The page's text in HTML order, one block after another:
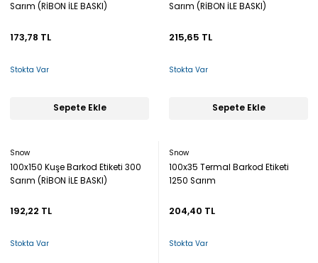
Sarım (RİBON İLE BASKI)
173,78 TL
Stokta Var
Sepete Ekle
Sarım (RİBON İLE BASKI)
215,65 TL
Stokta Var
Sepete Ekle
Snow
100x150 Kuşe Barkod Etiketi 300
Sarım (RİBON İLE BASKI)
192,22 TL
Stokta Var
Snow
100x35 Termal Barkod Etiketi
1250 Sarım
204,40 TL
Stokta Var